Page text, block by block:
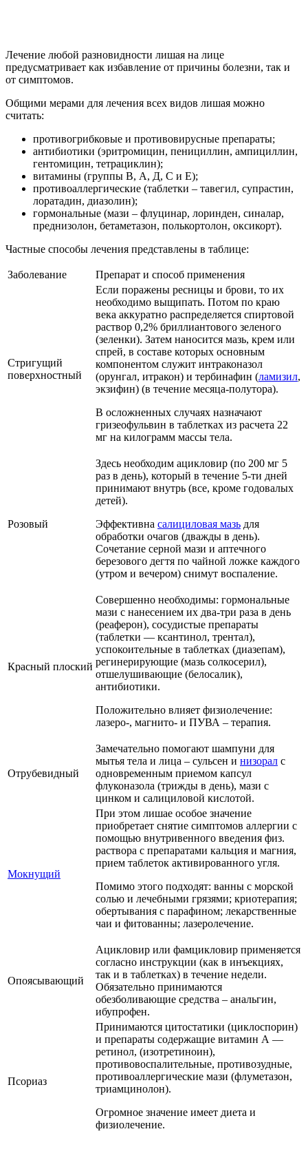
Лечение любой разновидности лишая на лице
предусматривает как избавление от причины болезни, так и
от симптомов.
Общими мерами для лечения всех видов лишая можно
считать:
противогрибковые и противовирусные препараты;
антибиотики (эритромицин, пенициллин, ампициллин,
гентомицин, тетрациклин);
витамины (группы В, А, Д, С и Е);
противоаллергические (таблетки – тавегил, супрастин,
лоратадин, диазолин);
гормональные (мази – флуцинар, лоринден, синалар,
преднизолон, бетаметазон, полькортолон, оксикорт).
Частные способы лечения представлены в таблице:
Заболевание Препарат и способ применения
Стригущий
поверхностный
Если поражены ресницы и брови, то их
необходимо выщипать. Потом по краю
века аккуратно распределяется спиртовой
раствор 0,2% бриллиантового зеленого
(зеленки). Затем наносится мазь, крем или
спрей, в составе которых основным
компонентом служит интраконазол
(орунгал, итракон) и тербинафин (ламизил,
экзифин) (в течение месяца-полутора).
В осложненных случаях назначают
гризеофульвин в таблетках из расчета 22
мг на килограмм массы тела.
Розовый
Здесь необходим ацикловир (по 200 мг 5
раз в день), который в течение 5-ти дней
принимают внутрь (все, кроме годовалых
детей).
Эффективна салициловая мазь для
обработки очагов (дважды в день).
Сочетание серной мази и аптечного
березового дегтя по чайной ложке каждого
(утром и вечером) снимут воспаление.
Красный плоский
Совершенно необходимы: гормональные
мази с нанесением их два-три раза в день
(реаферон), сосудистые препараты
(таблетки — ксантинол, трентал),
успокоительные в таблетках (диазепам),
регинерирующие (мазь солкосерил),
отшелушивающие (белосалик),
антибиотики.
Положительно влияет физиолечение:
лазеро-, магнито- и ПУВА – терапия.
Отрубевидный
Замечательно помогают шампуни для
мытья тела и лица – сульсен и низорал с
одновременным приемом капсул
флуконазола (трижды в день), мази с
цинком и салициловой кислотой.
Мокнущий
При этом лишае особое значение
приобретает снятие симптомов аллергии с
помощью внутривенного введения физ.
раствора с препаратами кальция и магния,
прием таблеток активированного угля.
Помимо этого подходят: ванны с морской
солью и лечебными грязями; криотерапия;
обертывания с парафином; лекарственные
чаи и фитованны; лазеролечение.
Опоясывающий
Ацикловир или фамцикловир применяется
согласно инструкции (как в инъекциях,
так и в таблетках) в течение недели.
Обязательно принимаются
обезболивающие средства – анальгин,
ибупрофен.
Псориаз
Принимаются цитостатики (циклоспорин)
и препараты содержащие витамин А —
ретинол, (изотретиноин),
противовоспалительные, противозудные,
противоаллергические мази (флуметазон,
триамцинолон).
Огромное значение имеет диета и
физиолечение.